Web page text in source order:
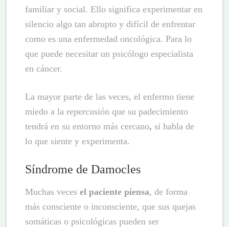
familiar y social. Ello significa experimentar en
silencio algo tan abrupto y difícil de enfrentar
como es una enfermedad oncológica. Para lo
que puede necesitar un psicólogo especialista
en cáncer.
La mayor parte de las veces, el enfermo tiene
miedo a la repercusión que su padecimiento
tendrá en su entorno más cercano, si habla de
lo que siente y experimenta.
Síndrome de Damocles
Muchas vecesel paciente piensa, de forma
más consciente o inconsciente, que sus quejas
somáticas o psicológicas pueden ser